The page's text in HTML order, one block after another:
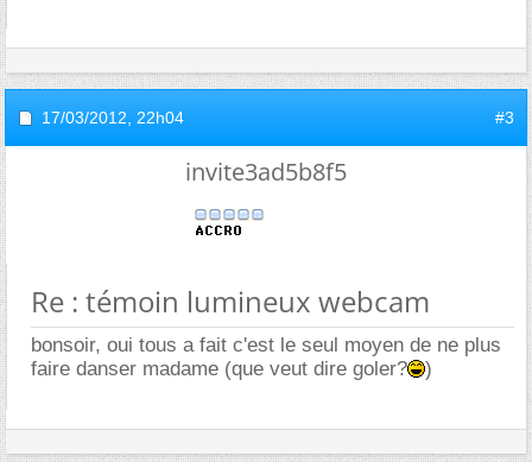
17/03/2012, 22h04 #3
invite3ad5b8f5
Re : témoin lumineux webcam
bonsoir, oui tous a fait c'est le seul moyen de ne plus
faire danser madame (que veut dire goler?
)